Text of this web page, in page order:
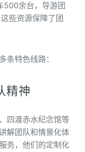
500余台，导游团
些资源保障了团
条特色线路：
精神
四渡赤水纪念馆等
解团队和情景化体
务，他们的定制化